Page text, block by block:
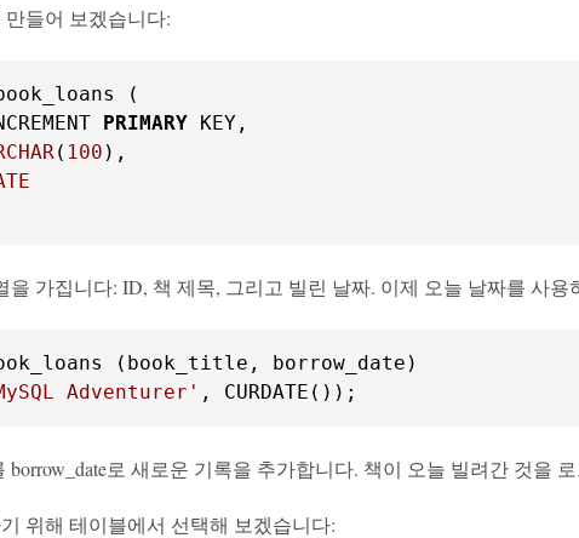
들어 보겠습니다:
(
PRIMARY KEY,
( 100 ),
을 가집니다: ID, 책 제목, 그리고 빌린 날짜. 이제 오늘 날짜를 사
Adventurer' , CURDATE());
borrow_date로 새로운 기록을 추가합니다. 책이 오늘 빌려간 것을
위해 테이블에서 선택해 보겠습니다: